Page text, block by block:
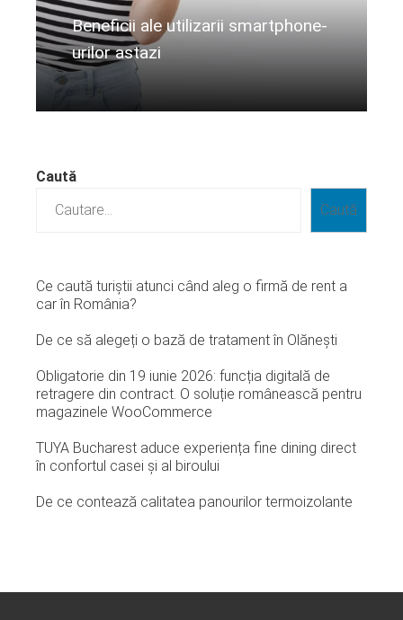
Beneficii ale utilizarii smartphone-
urilor astazi
Citeste mai departe...
Caută
Caută
Ce caută turiștii atunci când aleg o firmă de rent a
car în România?
De ce să alegeți o bază de tratament în Olănești
Obligatorie din 19 iunie 2026: funcția digitală de
retragere din contract. O soluție românească pentru
magazinele WooCommerce
TUYA Bucharest aduce experiența fine dining direct
în confortul casei și al biroului
De ce contează calitatea panourilor termoizolante